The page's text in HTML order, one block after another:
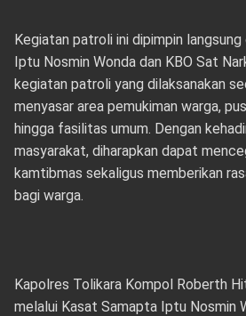
Kegiatan patroli ini dipimpin
Iptu Nosmin Wonda dan KBO Sat
kegiatan patroli yang dilaksanakan
menyasar area pemukiman warga,
hingga fasilitas umum. Dengan
masyarakat, diharapkan dapat
kamtibmas sekaligus memberikan
bagi warga.
Kapolres Tolikara Kompol Roberth
melalui Kasat Samapta Iptu Nosmin